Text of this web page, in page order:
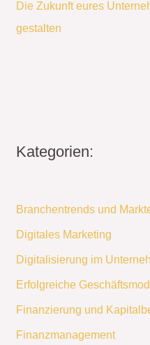
Die Zukunft eures
gestalten
Kategorien:
Branchentrends und
Digitales Marketing
Digitalisierung im
Erfolgreiche
Finanzierung und
Finanzmanagement